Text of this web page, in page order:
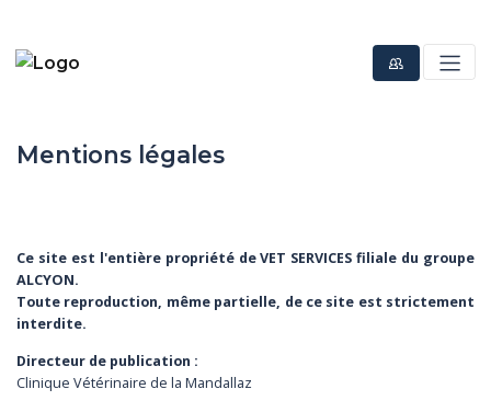
Mentions légales
Ce site est l'entière propriété de VET SERVICES filiale du groupe
ALCYON.
Toute reproduction, même partielle, de ce site est strictement
interdite.
Directeur de publication :
Clinique Vétérinaire de la Mandallaz